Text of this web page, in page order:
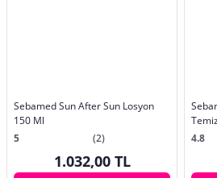
Sebamed Sun After Sun Losyon
150 Ml
5
(2)
1.032,00 TL
4.8